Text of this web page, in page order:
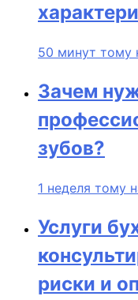
50 минут тому
Зачем
зубов?
1 неделя тому
Услуги
риски и